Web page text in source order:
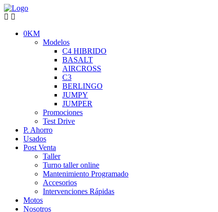
0KM
Modelos
C4 HIBRIDO
BASALT
AIRCROSS
C3
BERLINGO
JUMPY
JUMPER
Promociones
Test Drive
P. Ahorro
Usados
Post Venta
Taller
Turno taller online
Mantenimiento Programado
Accesorios
Intervenciones Rápidas
Motos
Nosotros